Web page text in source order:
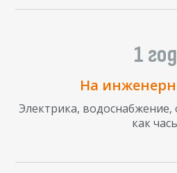
1 год
На
Электрика,
как